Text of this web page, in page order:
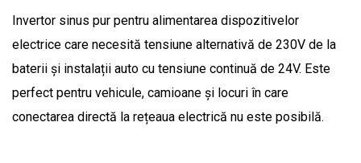
Invertor sinus pur pentru alimentarea dispozitivelor
electrice care necesită tensiune alternativă de 230V de la
baterii și instalații auto cu tensiune continuă de 24V. Este
perfect pentru vehicule, camioane și locuri în care
conectarea directă la rețeaua electrică nu este posibilă.